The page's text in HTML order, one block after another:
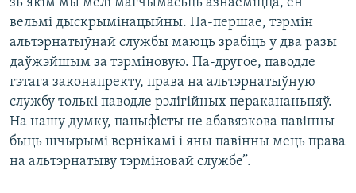
зь якім мы мелі магчымасьць азнаёміцца, ён
вельмі дыскрымінацыйны. Па-першае, тэрмін
альтэрнатыўнай службы маюць зрабіць у два разы
даўжэйшым за тэрміновую. Па-другое, паводле
гэтага законапректу, права на альтэрнатыўную
службу толькі паводле рэлігійных перакананьняў.
На нашу думку, пацыфісты не абавязкова павінны
быць шчырымі вернікамі і яны павінны мець права
на альтэрнатыву тэрміновай службе”.